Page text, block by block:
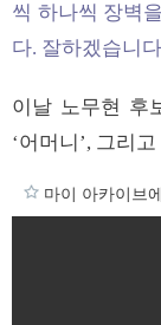
씩 하나씩 장벽
다. 잘하겠습니
이날 노무현 후
‘어머니’, 그리
마이 아카이브